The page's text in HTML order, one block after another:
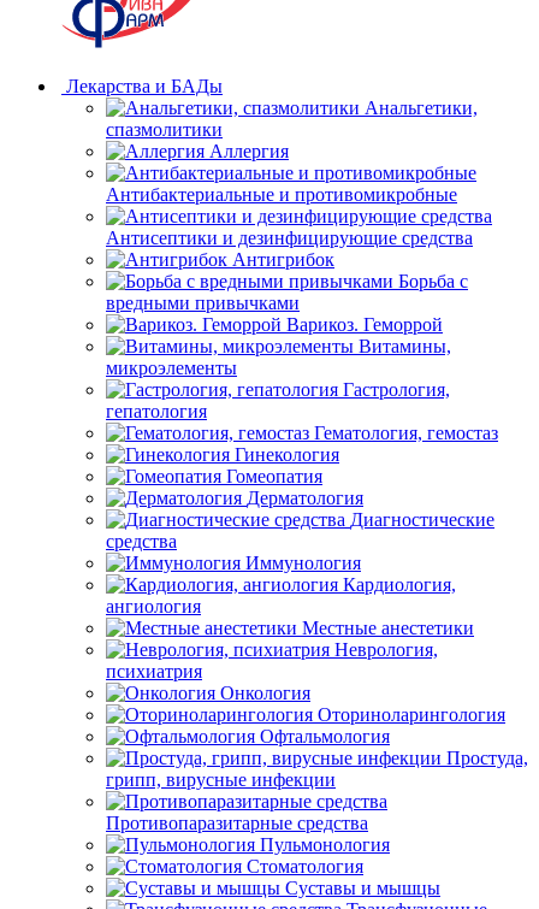
Лекарства и БАДы
Анальгетики,
спазмолитики
Аллергия
Антибактериальные и противомикробные
Антисептики и дезинфицирующие средства
Антигрибок
Борьба с
вредными привычками
Варикоз. Геморрой
Витамины,
микроэлементы
Гастрология,
гепатология
Гематология, гемостаз
Гинекология
Гомеопатия
Дерматология
Диагностические
средства
Иммунология
Кардиология,
ангиология
Местные анестетики
Неврология,
психиатрия
Онкология
Оториноларингология
Офтальмология
Простуда,
грипп, вирусные инфекции
Противопаразитарные средства
Пульмонология
Стоматология
Суставы и мышцы